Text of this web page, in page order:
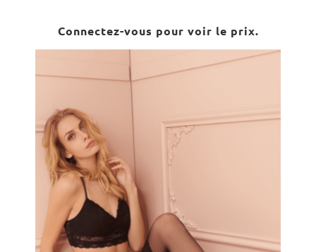
Connectez-vous pour voir le prix.